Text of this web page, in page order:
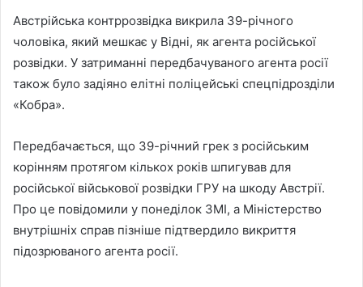
Австрійська контррозвідка викрила 39-річного
чоловіка, який мешкає у Відні, як агента російської
розвідки. У затриманні передбачуваного агента росії
також було задіяно елітні поліцейські спецпідрозділи
«Кобра».
Передбачається, що 39-річний грек з російським
корінням протягом кількох років шпигував для
російської військової розвідки ГРУ на шкоду Австрії.
Про це повідомили у понеділок ЗМІ, а Міністерство
внутрішніх справ пізніше підтвердило викриття
підозрюваного агента росії.